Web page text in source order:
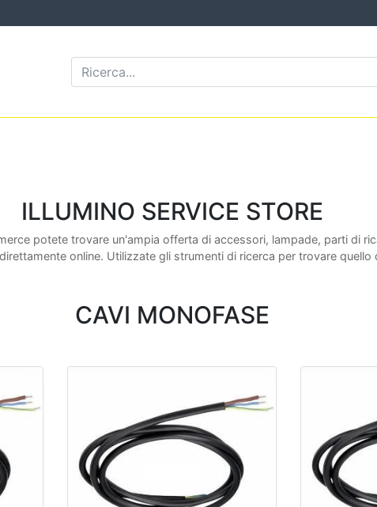
ILLUMINO SERVICE STORE
potete trovare un'ampia offerta di accessori, lampade, parti di
online. Utilizzate gli strumenti di ricerca per trovare quello
CAVI MONOFASE